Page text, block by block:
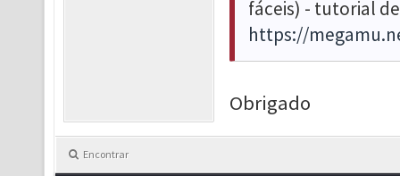
fáceis) - tutorial
https://
Obrigado
Encontrar